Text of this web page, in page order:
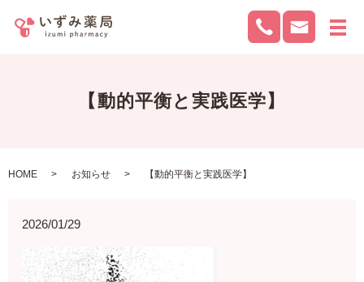
メ
【動的平衡と実践医学】
HOME お知らせ 【動的平衡と実践医学】
2026/01/29